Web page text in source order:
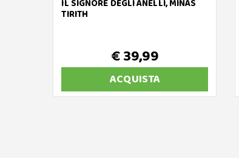
IL SIGNORE DEGLI ANELLI, MINAS
TIRITH
€ 39,99
ACQUISTA